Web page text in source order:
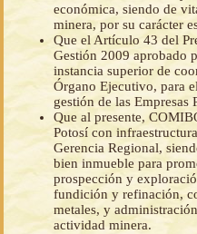
económica, siendo de
minera, por su carácter
Que el Artículo 43 del
Gestión 2009 aprobado
instancia superior de
Órgano Ejecutivo, para
gestión de las Empresas
Que al presente,
Potosí con
Gerencia Regional,
bien inmueble para
prospección y
fundición y refinación,
metales, y
actividad minera.